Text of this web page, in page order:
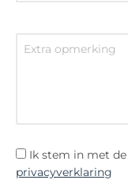
Ik stem in met
privacyverklaring